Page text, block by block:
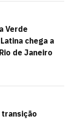
Verde
chega a
de Janeiro